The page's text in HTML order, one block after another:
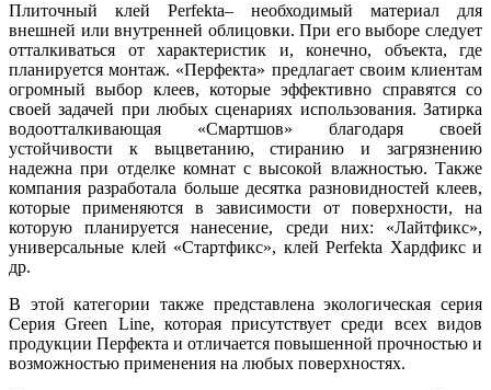
Плиточный клей Perfekta– необходимый материал для
внешней или внутренней облицовки. При его выборе следует
отталкиваться от характеристик и, конечно, объекта, где
планируется монтаж. «Перфекта» предлагает своим клиентам
огромный выбор клеев, которые эффективно справятся со
своей задачей при любых сценариях использования. Затирка
водоотталкивающая «Смартшов» благодаря своей
устойчивости к выцветанию, стиранию и загрязнению
надежна при отделке комнат с высокой влажностью. Также
компания разработала больше десятка разновидностей клеев,
которые применяются в зависимости от поверхности, на
которую планируется нанесение, среди них: «Лайтфикс»,
универсальные клей «Стартфикс», клей Perfekta Хардфикс и
др.
В этой категории также представлена экологическая серия
Серия Green Line, которая присутствует среди всех видов
продукции Перфекта и отличается повышенной прочностью и
возможностью применения на любых поверхностях.